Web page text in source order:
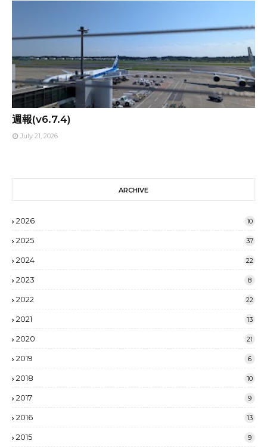
週報(v6.7.4)
July 21, 2026
ARCHIVE
2026 10
2025 37
2024 22
2023 8
2022 22
2021 13
2020 21
2019 6
2018 10
2017 9
2016 13
2015 9